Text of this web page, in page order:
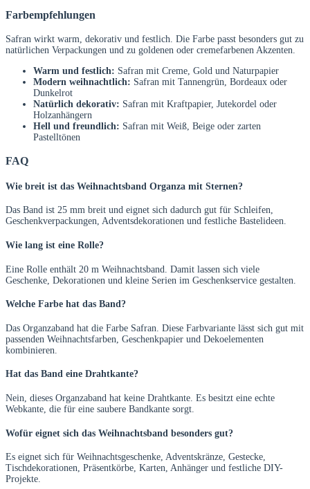
Farbempfehlungen
Safran wirkt warm, dekorativ und festlich. Die Farbe passt besonders gut zu
natürlichen Verpackungen und zu goldenen oder cremefarbenen Akzenten.
Warm und festlich: Safran mit Creme, Gold und Naturpapier
Modern weihnachtlich: Safran mit Tannengrün, Bordeaux oder
Dunkelrot
Natürlich dekorativ: Safran mit Kraftpapier, Jutekordel oder
Holzanhängern
Hell und freundlich: Safran mit Weiß, Beige oder zarten
Pastelltönen
FAQ
Wie breit ist das Weihnachtsband Organza mit Sternen?
Das Band ist 25 mm breit und eignet sich dadurch gut für Schleifen,
Geschenkverpackungen, Adventsdekorationen und festliche Bastelideen.
Wie lang ist eine Rolle?
Eine Rolle enthält 20 m Weihnachtsband. Damit lassen sich viele
Geschenke, Dekorationen und kleine Serien im Geschenkservice gestalten.
Welche Farbe hat das Band?
Das Organzaband hat die Farbe Safran. Diese Farbvariante lässt sich gut mit
passenden Weihnachtsfarben, Geschenkpapier und Dekoelementen
kombinieren.
Hat das Band eine Drahtkante?
Nein, dieses Organzaband hat keine Drahtkante. Es besitzt eine echte
Webkante, die für eine saubere Bandkante sorgt.
Wofür eignet sich das Weihnachtsband besonders gut?
Es eignet sich für Weihnachtsgeschenke, Adventskränze, Gestecke,
Tischdekorationen, Präsentkörbe, Karten, Anhänger und festliche DIY-
Projekte.